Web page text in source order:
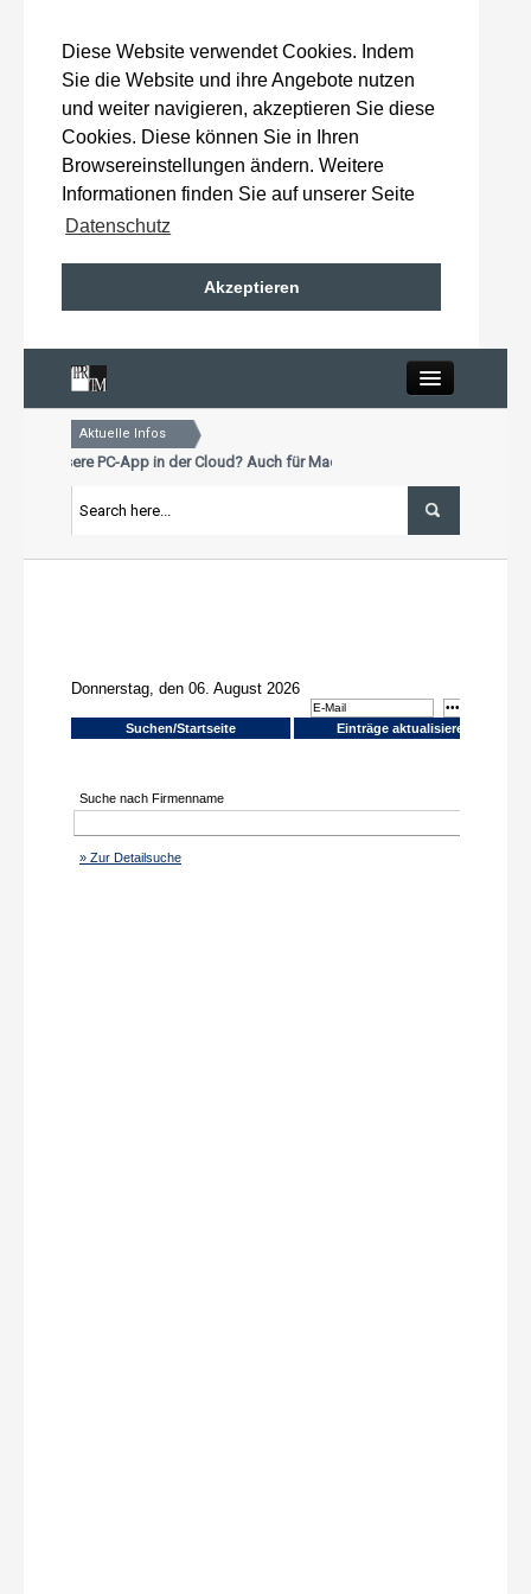
Diese Website verwendet Cookies. Indem
Sie die Website und ihre Angebote nutzen
und weiter navigieren, akzeptieren Sie diese
Cookies. Diese können Sie in Ihren
Browsereinstellungen ändern. Weitere
Informationen finden Sie auf unserer Seite
Datenschutz
Akzeptieren
Home
Einträge aktualisieren
Aktuelle Infos
unsere PC-App in der Cloud? Auch für Mac und Tablet
für Premiumkunden: 15. Oktober 2026
unsere PC-App in der Cloud? Auch für Mac und Tablet